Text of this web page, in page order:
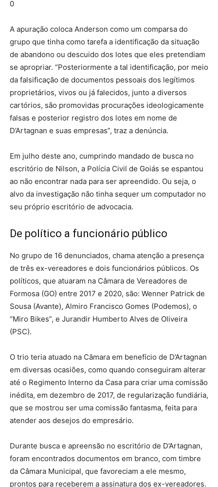
0
A apuração coloca Anderson como um comparsa do
grupo que tinha como tarefa a identificação da situação
de abandono ou descuido dos lotes que eles pretendiam
se apropriar. “Posteriormente a tal identificação, por meio
da falsificação de documentos pessoais dos legítimos
proprietários, vivos ou já falecidos, junto a diversos
cartórios, são promovidas procurações ideologicamente
falsas e posterior registro dos lotes em nome de
D’Artagnan e suas empresas”, traz a denúncia.
Em julho deste ano, cumprindo mandado de busca no
escritório de Nilson, a Polícia Civil de Goiás se espantou
ao não encontrar nada para ser apreendido. Ou seja, o
alvo da investigação não tinha sequer um computador no
seu próprio escritório de advocacia.
De político a funcionário público
No grupo de 16 denunciados, chama atenção a presença
de três ex-vereadores e dois funcionários públicos. Os
políticos, que atuaram na Câmara de Vereadores de
Formosa (GO) entre 2017 e 2020, são: Wenner Patrick de
Sousa (Avante), Almiro Francisco Gomes (Podemos), o
“Miro Bikes”, e Jurandir Humberto Alves de Oliveira
(PSC).
O trio teria atuado na Câmara em benefício de D’Artagnan
em diversas ocasiões, como quando conseguiram alterar
até o Regimento Interno da Casa para criar uma comissão
inédita, em dezembro de 2017, de regularização fundiária,
que se mostrou ser uma comissão fantasma, feita para
atender aos desejos do empresário.
Durante busca e apreensão no escritório de D’Artagnan,
foram encontrados documentos em branco, com timbre
da Câmara Municipal, que favoreciam a ele mesmo,
prontos para receberem a assinatura dos ex-vereadores.